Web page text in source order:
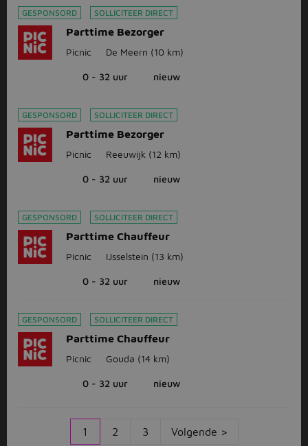
GESPONSORD SOLLICITEER DIRECT
Parttime Bezorger
Picnic De Meern (10 km)
0 - 32 uur nieuw
GESPONSORD SOLLICITEER DIRECT
Parttime Bezorger
Picnic Reeuwijk (12 km)
0 - 32 uur nieuw
GESPONSORD SOLLICITEER DIRECT
Parttime Chauffeur
Picnic IJsselstein (13 km)
0 - 32 uur nieuw
GESPONSORD SOLLICITEER DIRECT
Parttime Chauffeur
Picnic Gouda (14 km)
0 - 32 uur nieuw
1 2 3 Volgende >